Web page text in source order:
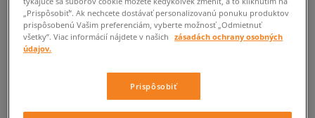
Veľkosti EU Veľkosti US
„Prispôsobiť”. Ak nechcete dostávať personalizovanú ponuku produktov
prispôsobenú Vašim preferenciám, vyberte možnosť „Odmietnuť
všetky”. Viac informácií nájdete v našich
zásadách ochrany osobných
údajov.
Prispôsobiť